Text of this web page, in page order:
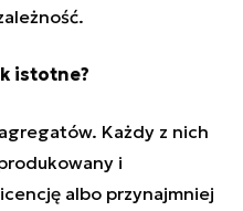
istotne?
Każdy z nich
i
albo przynajmniej